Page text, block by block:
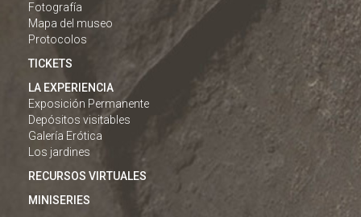
Fotografía
Mapa del museo
Protocolos
TICKETS
LA EXPERIENCIA
Exposición Permanente
Depósitos visitables
Galería Erótica
Los jardines
RECURSOS VIRTUALES
MINISERIES